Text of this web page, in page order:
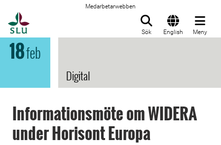
Medarbetarwebben
Sök English Meny
18feb
Digital
Informationsmöte om WIDERA
under Horisont Europa